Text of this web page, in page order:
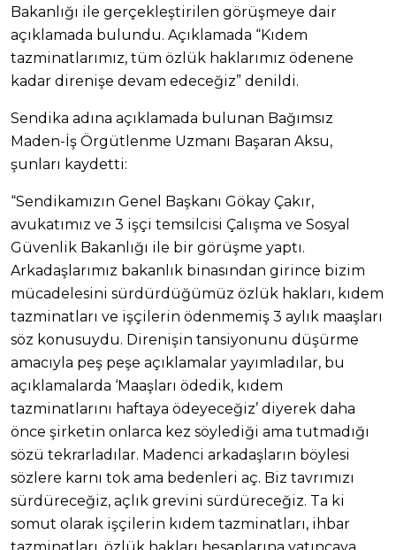
Bakanlığı ile gerçekleştirilen görüşmeye dair
açıklamada bulundu. Açıklamada “Kıdem
tazminatlarımız, tüm özlük haklarımız ödenene
kadar direnişe devam edeceğiz” denildi.
Sendika adına açıklamada bulunan Bağımsız
Maden-İş Örgütlenme Uzmanı Başaran Aksu,
şunları kaydetti:
“Sendikamızın Genel Başkanı Gökay Çakır,
avukatımız ve 3 işçi temsilcisi Çalışma ve Sosyal
Güvenlik Bakanlığı ile bir görüşme yaptı.
Arkadaşlarımız bakanlık binasından girince bizim
mücadelesini sürdürdüğümüz özlük hakları, kıdem
tazminatları ve işçilerin ödenmemiş 3 aylık maaşları
söz konusuydu. Direnişin tansiyonunu düşürme
amacıyla peş peşe açıklamalar yayımladılar, bu
açıklamalarda ‘Maaşları ödedik, kıdem
tazminatlarını haftaya ödeyeceğiz’ diyerek daha
önce şirketin onlarca kez söylediği ama tutmadığı
sözü tekrarladılar. Madenci arkadaşların böylesi
sözlere karnı tok ama bedenleri aç. Biz tavrımızı
sürdüreceğiz, açlık grevini sürdüreceğiz. Ta ki
somut olarak işçilerin kıdem tazminatları, ihbar